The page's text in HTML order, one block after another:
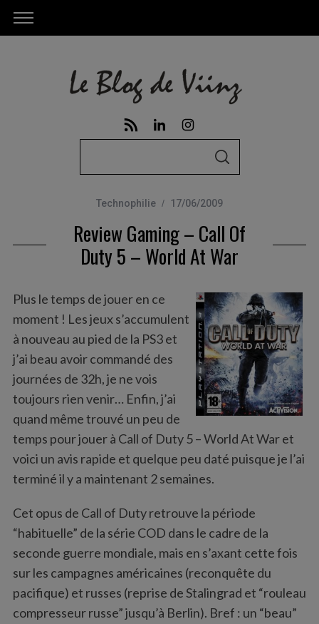
c
h
f
r
:
S
C
Technophilie 17/06/2009
Review Gaming – Call Of
Duty 5 – World At War
Plus le temps de jouer en ce
moment ! Les jeux s’accumulent
à nouveau au pied de la PS3 et
j’ai beau avoir commandé des
journées de 32h, je ne vois
toujours rien venir… Enfin, j’ai
quand même trouvé un peu de
temps pour jouer à Call of Duty 5 – World At War et
voici un avis rapide et quelque peu daté puisque je l’ai
terminé il y a maintenant 2 semaines.
Cet opus de Call of Duty retrouve la période
“habituelle” de la série COD dans le cadre de la
seconde guerre mondiale, mais en s’axant cette fois
sur les campagnes américaines (reconquête du
pacifique) et russes (reprise de Stalingrad et “rouleau
compresseur russe” jusqu’à Berlin). Bref : un “beau”